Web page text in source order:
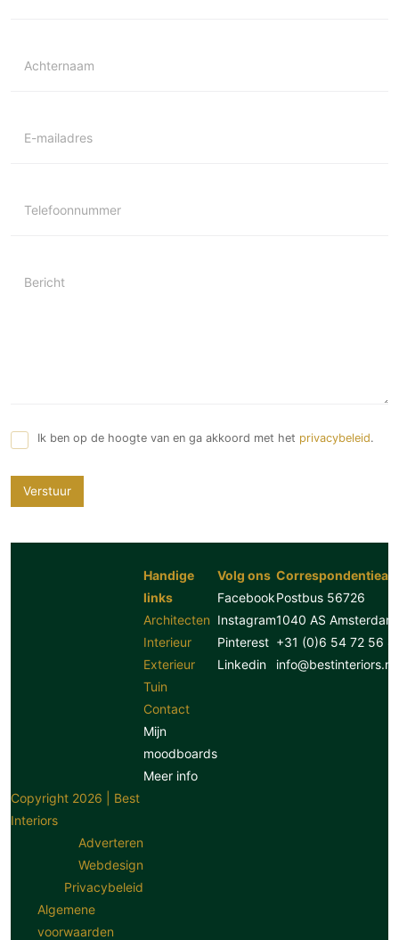
Achternaam
E-mailadres
Telefoonnummer
Bericht
Ik ben op de hoogte van en ga akkoord met het privacybeleid.
Verstuur
Handige
links
Architecten
Interieur
Exterieur
Tuin
Contact
Mijn
moodboards
Meer info
Volg ons
Facebook
Instagram
Pinterest
Linkedin
Postbus 56726
1040 AS Amsterdam
+31 (0)6 54 72 56
info@bestinteriors.nl
Copyright 2026 | Best
Interiors
Adverteren
Webdesign
Privacybeleid
Algemene
voorwaarden